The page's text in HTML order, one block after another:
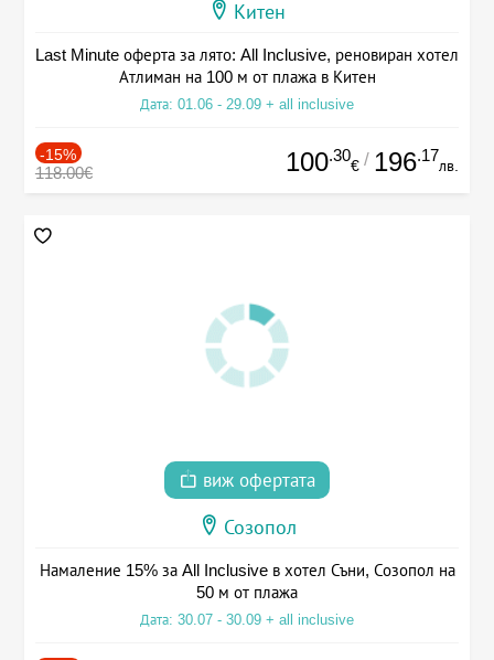
Китен
Last Minute оферта за лято: All Inclusive, реновиран хотел
Атлиман на 100 м от плажа в Китен
Дата: 01.06 - 29.09 + all inclusive
-15%
118.00€ 100.30
€ / 196.17
лв.
виж офертата
Созопол
Намаление 15% за All Inclusive в хотел Съни, Созопол на
50 м от плажа
Дата: 30.07 - 30.09 + all inclusive